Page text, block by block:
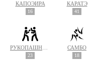
КАПОЭЙРА
16
КАРАТЭ
41
23
САМБО
18